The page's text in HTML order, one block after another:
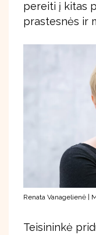
pereiti į kitas
prastesnės ir
Renata Vanagelienė |
Teisininkė